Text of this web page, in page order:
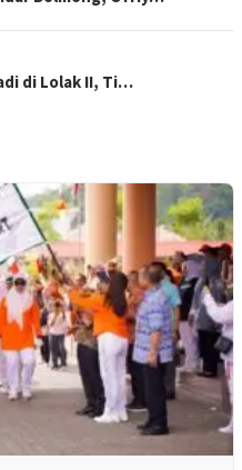
di Lolak II, Ti…